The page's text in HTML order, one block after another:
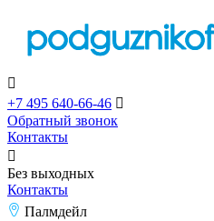

+7 495 640-66-46 
Обратный звонок
Контакты

Без выходных
Контакты
Палмдейл